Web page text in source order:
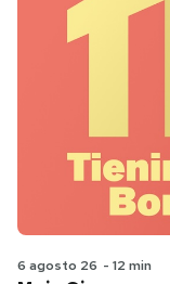
6 agosto 26 - 12 min